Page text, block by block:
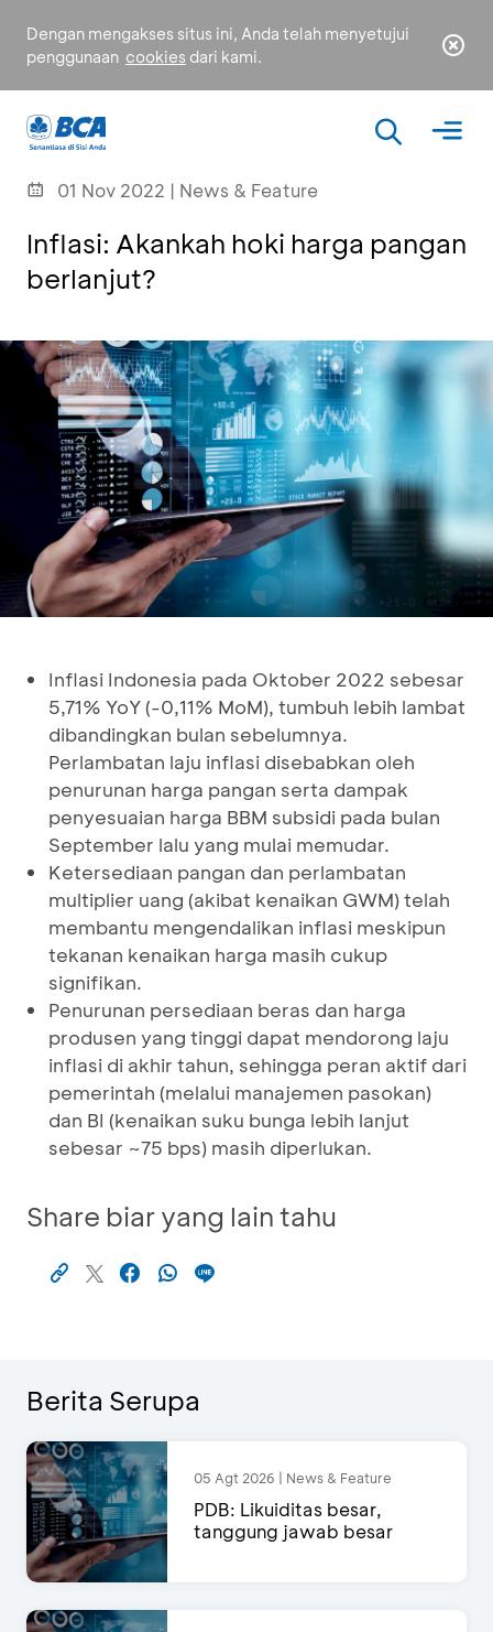
Dengan mengakses situs ini, Anda telah menyetujui
penggunaan cookies dari kami.
01 Nov 2022 | News & Feature
Inflasi: Akankah hoki harga pangan
berlanjut?
Inflasi Indonesia pada Oktober 2022 sebesar
5,71% YoY (-0,11% MoM), tumbuh lebih lambat
dibandingkan bulan sebelumnya.
Perlambatan laju inflasi disebabkan oleh
penurunan harga pangan serta dampak
penyesuaian harga BBM subsidi pada bulan
September lalu yang mulai memudar.
Ketersediaan pangan dan perlambatan
multiplier uang (akibat kenaikan GWM) telah
membantu mengendalikan inflasi meskipun
tekanan kenaikan harga masih cukup
signifikan.
Penurunan persediaan beras dan harga
produsen yang tinggi dapat mendorong laju
inflasi di akhir tahun, sehingga peran aktif dari
pemerintah (melalui manajemen pasokan)
dan BI (kenaikan suku bunga lebih lanjut
sebesar ~75 bps) masih diperlukan.
Share biar yang lain tahu
Berita Serupa
05 Agt 2026 | News & Feature
PDB: Likuiditas besar,
tanggung jawab besar